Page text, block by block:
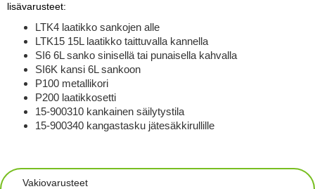
lisävarusteet:
LTK4 laatikko sankojen alle
LTK15 15L laatikko taittuvalla kannella
SI6 6L sanko sinisellä tai punaisella kahvalla
SI6K kansi 6L sankoon
P100 metallikori
P200 laatikkosetti
15-900310 kankainen säilytystila
15-900340 kangastasku jätesäkkirullille
Vakiovarusteet